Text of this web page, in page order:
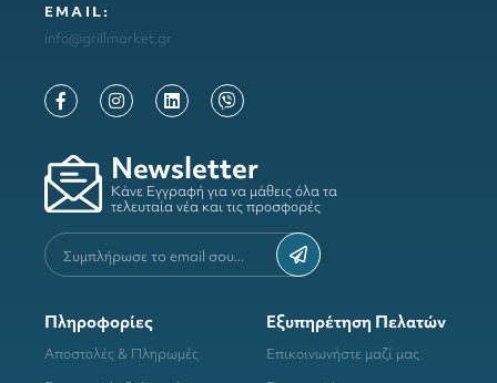
ΕΜΑΙL:
info@grillmarket.gr
Newsletter
Κάνε Εγγραφή για να μάθεις όλα τα
τελευταία νέα και τις προσφορές
Πληροφορίες
Αποστολές & Πληρωμές
Εξυπηρέτηση Πελατών
Επικοινωνήστε μαζί μας